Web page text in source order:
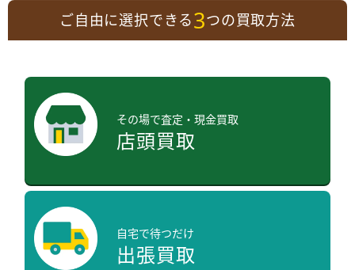
ご自由に選択できる3つの買取方法
その場で査定・現金買取
店頭買取
自宅で待つだけ
出張買取